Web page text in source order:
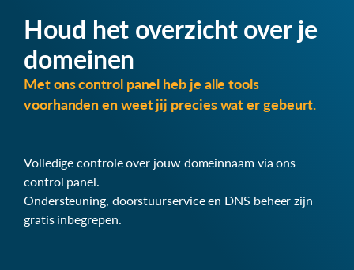
Houd het overzicht over je
domeinen
Met ons control panel heb je alle tools
voorhanden en weet jij precies wat er gebeurt.
Volledige controle over jouw domeinnaam via ons
control panel.
Ondersteuning, doorstuurservice en DNS beheer zijn
gratis inbegrepen.